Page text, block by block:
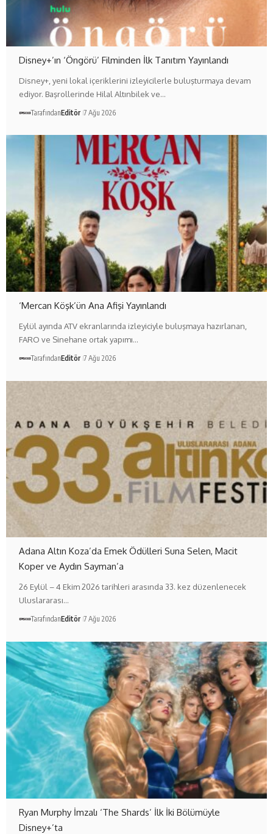
Disney+’ın ‘Öngörü’ Filminden İlk Tanıtım Yayınlandı
Disney+, yeni lokal içeriklerini izleyicilerle buluşturmaya devam
ediyor. Başrollerinde Hilal Altınbilek ve…
TarafındanEditör 7 Ağu 2026
‘Mercan Köşk’ün Ana Afişi Yayınlandı
Eylül ayında ATV ekranlarında izleyiciyle buluşmaya hazırlanan,
FARO ve Sinehane ortak yapımı…
TarafındanEditör 7 Ağu 2026
Adana Altın Koza’da Emek Ödülleri Suna Selen, Macit
Koper ve Aydın Sayman’a
26 Eylül – 4 Ekim 2026 tarihleri arasında 33. kez düzenlenecek
Uluslararası…
TarafındanEditör 7 Ağu 2026
Ryan Murphy İmzalı ‘The Shards’ İlk İki Bölümüyle
Disney+’ta